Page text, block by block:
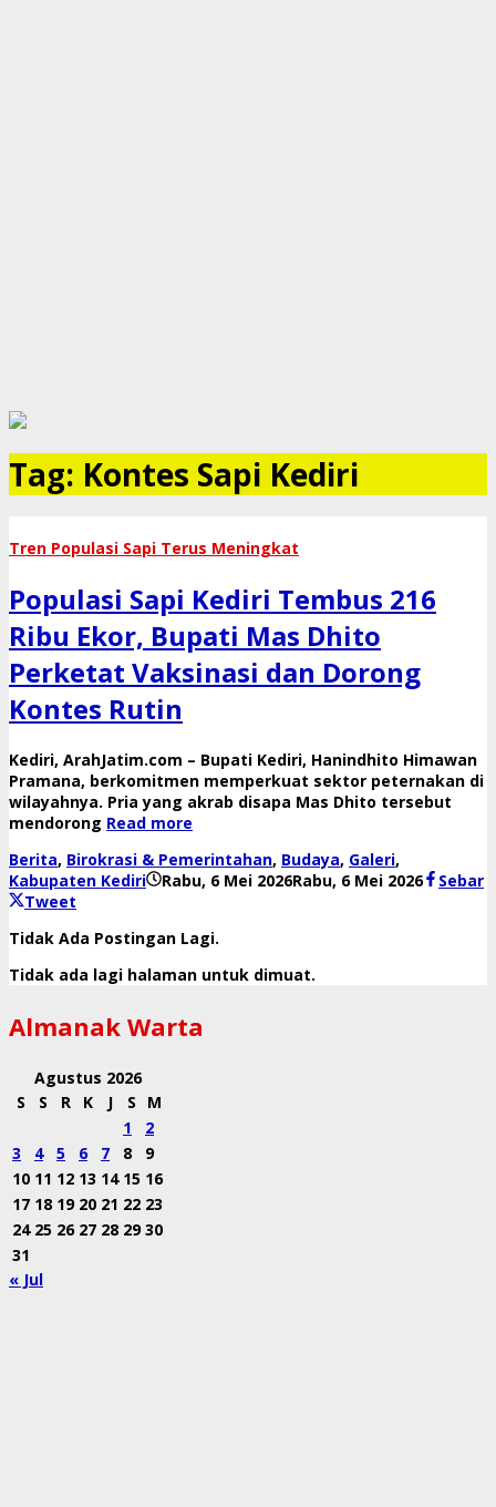
Tag: Kontes Sapi Kediri
​Tren Populasi Sapi Terus Meningkat
Populasi Sapi Kediri Tembus 216
Ribu Ekor, Bupati Mas Dhito
Perketat Vaksinasi dan Dorong
Kontes Rutin
​Kediri, ArahJatim.com – Bupati Kediri, Hanindhito Himawan
Pramana, berkomitmen memperkuat sektor peternakan di
wilayahnya. Pria yang akrab disapa Mas Dhito tersebut
mendorong Read more
Berita, Birokrasi & Pemerintahan, Budaya, Galeri,
Kabupaten Kediri
Rabu, 6 Mei 2026Rabu, 6 Mei 2026olehSebar
Tweet
Tidak Ada Postingan Lagi.
Tidak ada lagi halaman untuk dimuat.
Almanak Warta
Agustus 2026
S
S R K J S
M
1
2
3
4 5 6 7 8
9
10 11 12 13 14 15 16
17 18 19 20 21 22 23
24 25 26 27 28 29 30
31
« Jul